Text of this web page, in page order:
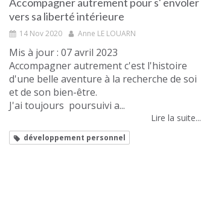
vers sa liberté intérieure
14 Nov 2020 Anne LE LOUARN
Mis à jour : 07 avril 2023
Accompagner autrement c'est l'histoire
d'une belle aventure à la recherche de soi
et de son bien-être.
J'ai toujours poursuivi a...
Lire la suite...
développement personnel